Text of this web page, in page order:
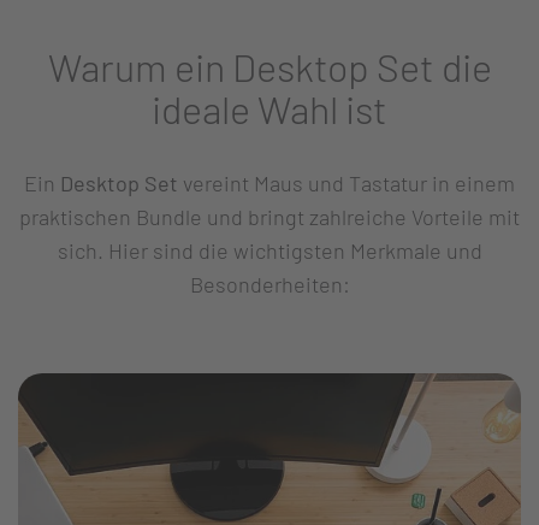
Warum ein Desktop Set die
ideale Wahl ist
Ein Desktop Set vereint Maus und Tastatur in einem
praktischen Bundle und bringt zahlreiche Vorteile mit
sich. Hier sind die wichtigsten Merkmale und
Besonderheiten: